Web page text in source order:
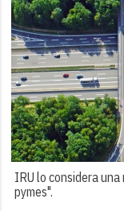
IRU lo considera
pymes".